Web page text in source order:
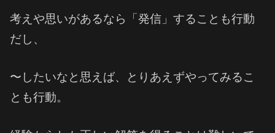
考えや思いがあるなら「発信」することも行動
だし、
〜したいなと思えば、とりあえずやってみるこ
とも行動。